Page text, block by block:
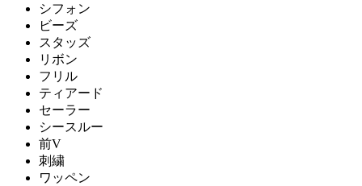
シフォン
ビーズ
スタッズ
リボン
フリル
ティアード
セーラー
シースルー
前V
刺繍
ワッペン